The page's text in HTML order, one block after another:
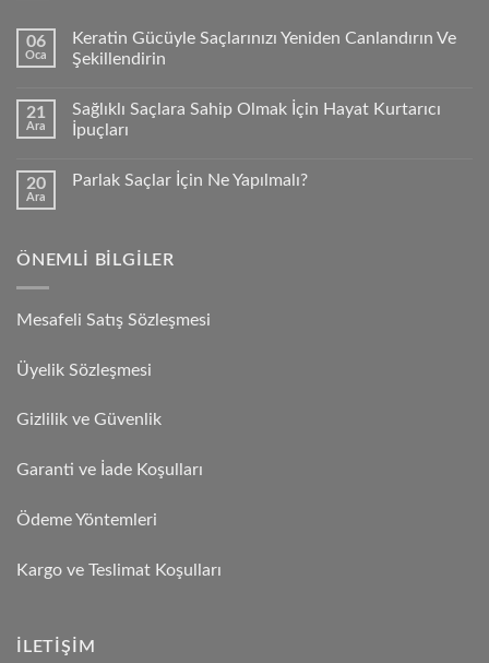
06
Oca
Keratin Gücüyle Saçlarınızı Yeniden Canlandırın Ve
Şekillendirin
21
Ara
Sağlıklı Saçlara Sahip Olmak İçin Hayat Kurtarıcı
İpuçları
20
Ara
Parlak Saçlar İçin Ne Yapılmalı?
ÖNEMLI BILGILER
Mesafeli Satış Sözleşmesi
Üyelik Sözleşmesi
Gizlilik ve Güvenlik
Garanti ve İade Koşulları
Ödeme Yöntemleri
Kargo ve Teslimat Koşulları
İLETIŞIM